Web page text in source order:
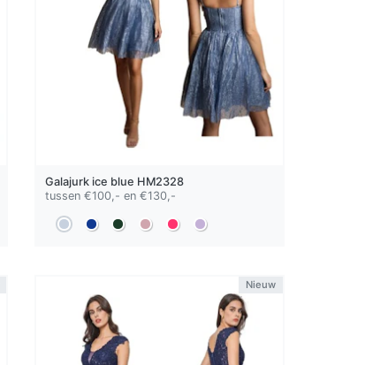
Galajurk ice blue HM2328
tussen €100,- en €130,-
Nieuw